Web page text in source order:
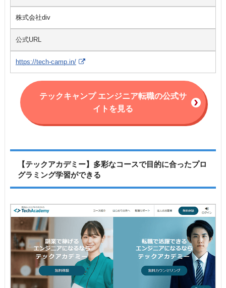
株式会社div
公式URL
https://tech-camp.in/
テックキャンプ エンジニア転職の公式サ
イトを見る
【テックアカデミー】多彩なコースで目的に合ったプロ
グラミング学習ができる